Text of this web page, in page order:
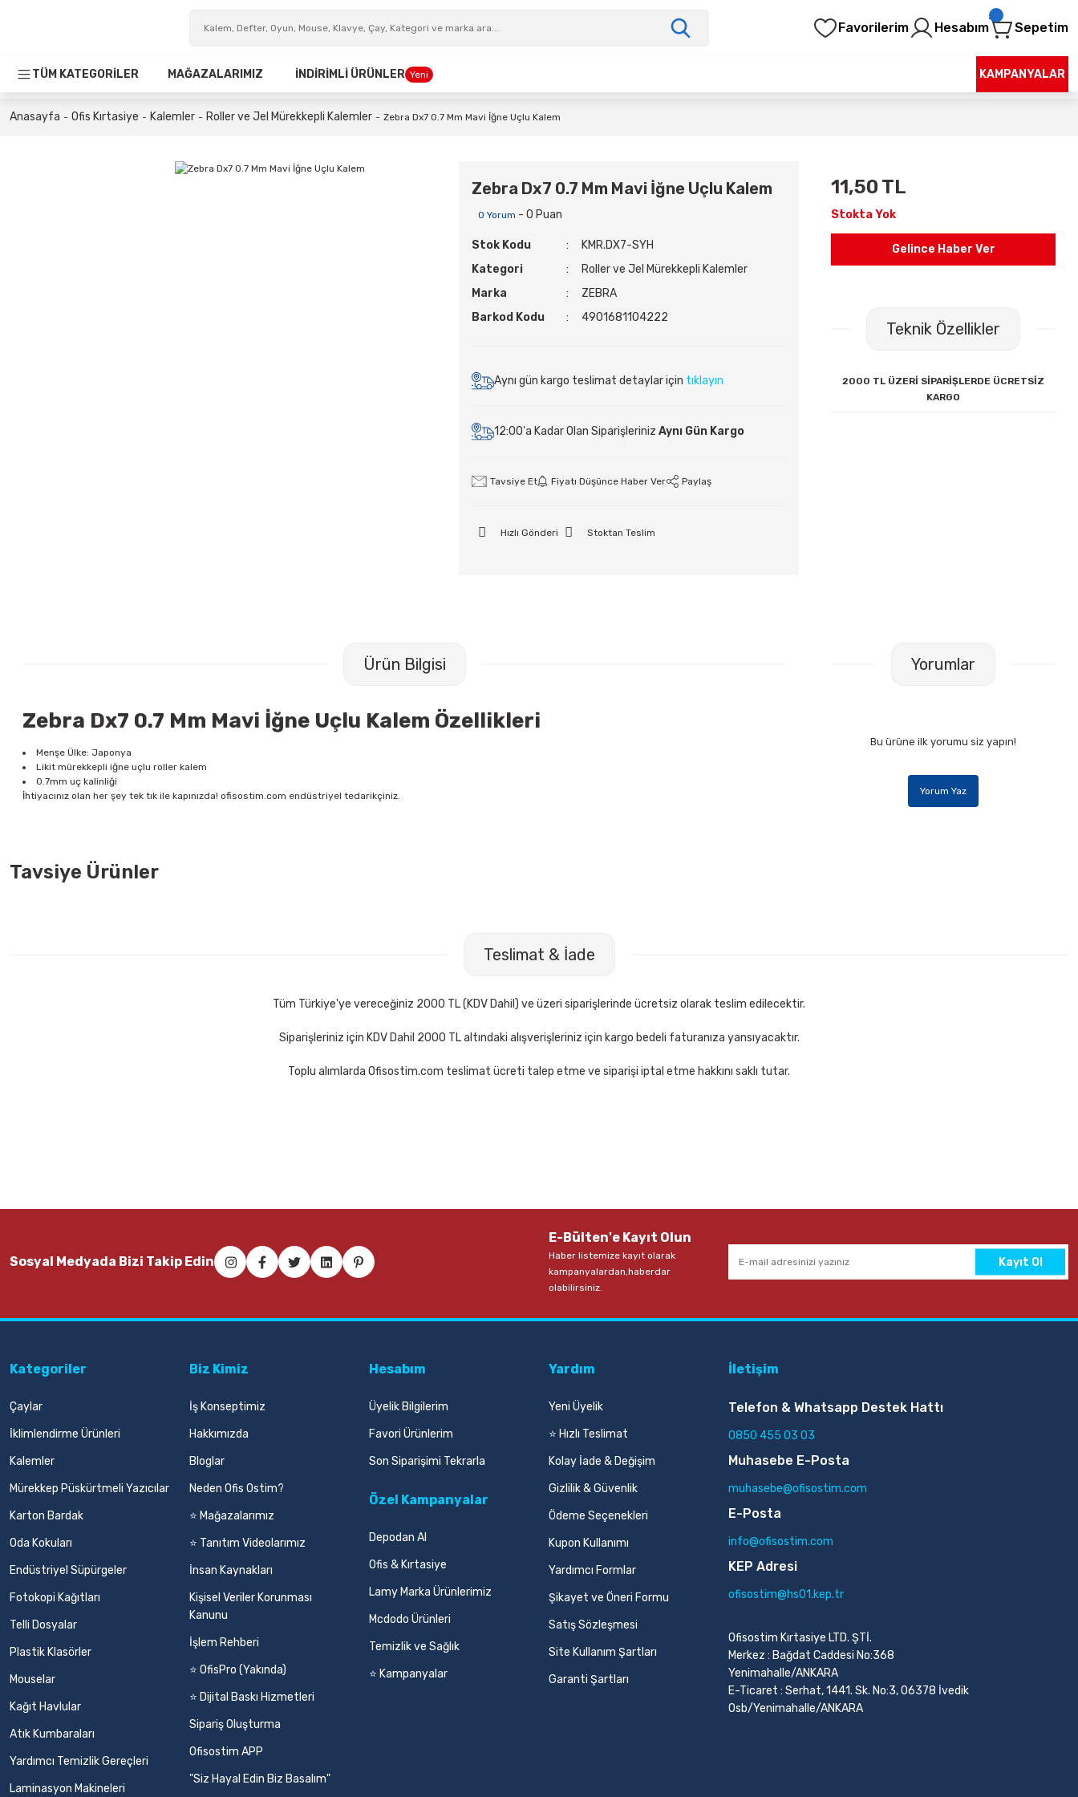
Favorilerim Hesabım Sepetim
TÜM KATEGORİLER MAĞAZALARIMIZ İNDİRİMLİ ÜRÜNLER Yeni KAMPANYALAR
Anasayfa Ofis Kırtasiye Kalemler Roller ve Jel Mürekkepli Kalemler Zebra Dx7 0.7 Mm Mavi İğne Uçlu Kalem
Zebra Dx7 0.7 Mm Mavi İğne Uçlu Kalem
0 Yorum - 0 Puan
Stok Kodu
KMR.DX7-SYH
Kategori
Roller ve Jel Mürekkepli Kalemler
Marka
ZEBRA
Barkod Kodu
4901681104222
Aynı gün kargo teslimat detaylar için tıklayın
12:00'a Kadar Olan Siparişleriniz Aynı Gün Kargo
Tavsiye Et Fiyatı Düşünce Haber Ver Paylaş
Hızlı Gönderi Stoktan Teslim
11,50 TL
Stokta Yok
Gelince Haber Ver
Teknik Özellikler
2000 TL ÜZERİ SİPARİŞLERDE ÜCRETSİZ
KARGO
Ürün Bilgisi
Zebra Dx7 0.7 Mm Mavi İğne Uçlu Kalem Özellikleri
Menşe Ülke: Japonya
Likit mürekkepli iğne uçlu roller kalem
0.7mm uç kalinliği
İhtiyacınız olan her şey tek tık ile kapınızda! ofisostim.com endüstriyel tedarikçiniz.
Yorumlar
Bu ürüne ilk yorumu siz yapın!
Yorum Yaz
Tavsiye Ürünler
Sepete Ekle
Sepete Ekle
Teslimat & İade
Tüm Türkiye'ye vereceğiniz 2000 TL (KDV Dahil) ve üzeri siparişlerinde ücretsiz olarak teslim edilecektir.
Siparişleriniz için KDV Dahil 2000 TL altındaki alışverişleriniz için kargo bedeli faturanıza yansıyacaktır.
Toplu alımlarda Ofisostim.com teslimat ücreti talep etme ve siparişi iptal etme hakkını saklı tutar.
Sosyal Medyada Bizi Takip Edin
E-Bülten'e Kayıt Olun
Haber listemize kayıt olarak
kampanyalardan,haberdar
olabilirsiniz.
Kayıt Ol
Kategoriler
Çaylar
İklimlendirme Ürünleri
Kalemler
Mürekkep Püskürtmeli Yazıcılar
Karton Bardak
Oda Kokuları
Endüstriyel Süpürgeler
Fotokopi Kağıtları
Telli Dosyalar
Plastik Klasörler
Mouselar
Kağıt Havlular
Atık Kumbaraları
Yardımcı Temizlik Gereçleri
Laminasyon Makineleri
Biz Kimiz
İş Konseptimiz
Hakkımızda
Bloglar
Neden Ofis Ostim?
⭐ Mağazalarımız
⭐ Tanıtım Videolarımız
İnsan Kaynakları
Kişisel Veriler Korunması
Kanunu
İşlem Rehberi
⭐ OfisPro (Yakında)
⭐ Dijital Baskı Hizmetleri
Sipariş Oluşturma
Ofisostim APP
"Siz Hayal Edin Biz Basalım"
Hesabım
Üyelik Bilgilerim
Favori Ürünlerim
Son Siparişimi Tekrarla
Özel Kampanyalar
Depodan Al
Ofis & Kırtasiye
Lamy Marka Ürünlerimiz
Mcdodo Ürünleri
Temizlik ve Sağlık
⭐ Kampanyalar
Yardım
Yeni Üyelik
⭐ Hızlı Teslimat
Kolay İade & Değişim
Gizlilik & Güvenlik
Ödeme Seçenekleri
Kupon Kullanımı
Yardımcı Formlar
Şikayet ve Öneri Formu
Satış Sözleşmesi
Site Kullanım Şartları
Garanti Şartları
İletişim
Telefon & Whatsapp Destek Hattı
0850 455 03 03
Muhasebe E-Posta
muhasebe@ofisostim.com
E-Posta
info@ofisostim.com
KEP Adresi
ofisostim@hs01.kep.tr
Ofisostim Kırtasiye LTD. ŞTİ.
Merkez : Bağdat Caddesi No:368
Yenimahalle/ANKARA
E-Ticaret : Serhat, 1441. Sk. No:3, 06378 İvedik
Osb/Yenimahalle/ANKARA